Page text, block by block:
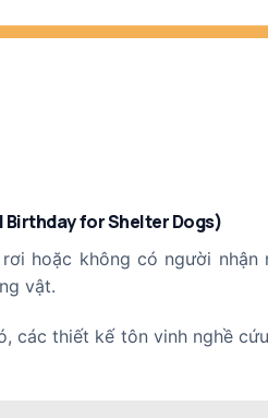
Birthday for Shelter Dogs)
hoặc không có người nhận
vật.
các thiết kế tôn vinh nghề